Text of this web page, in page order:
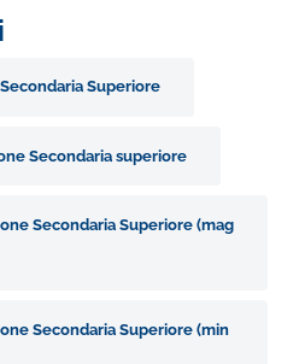
Superiore
Secondaria superiore
Secondaria Superiore (mag
Secondaria Superiore (min